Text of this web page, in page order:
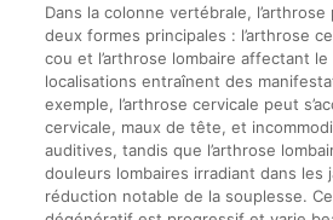
Dans la colonne vertébrale,
deux formes principales : l’arthrose
cou et l’arthrose lombaire affectant
localisations entraînent des
exemple, l’arthrose cervicale peut
cervicale, maux de tête, et
auditives, tandis que l’arthrose
douleurs lombaires irradiant dans les
réduction notable de la souplesse.